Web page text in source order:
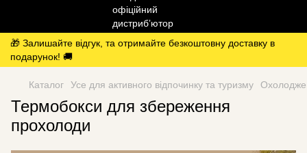
🎁 Залишайте відгук, та отримайте безкоштовну доставку в
подарунок! 🚚
Каталог Усе для активного відпочинку та туризму
Термобокси для збереження
прохолоди